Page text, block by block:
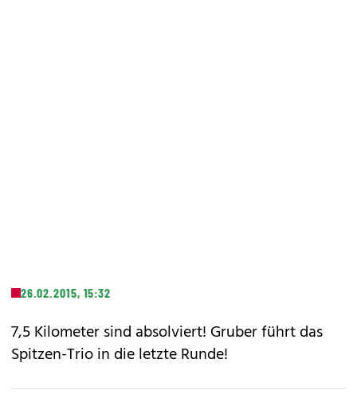
26.02.2015, 15:32
7,5 Kilometer sind absolviert! Gruber führt das
Spitzen-Trio in die letzte Runde!